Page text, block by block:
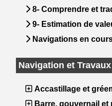
8- Comprendre et
9- Estimation de
Navigations en
Navigation et Travaux
Accastillage et
Barre, gouvernail et